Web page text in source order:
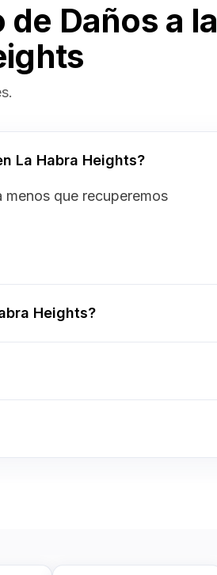
Daños a la
La Habra Heights?
que recuperemos
Heights?